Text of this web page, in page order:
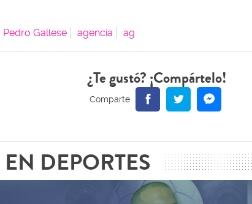
Pedro Gallese agencia ag
¿Te gustó? ¡Compártelo!
DEPORTES